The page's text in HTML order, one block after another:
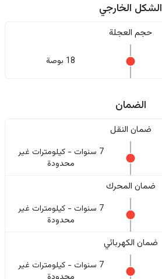
الشكل الخارجي
حجم العجلة
18 بوصة
الضمان
ضمان النقل
7 سنوات - كيلومترات غير
محدودة
ضمان المحرك
7 سنوات - كيلومترات غير
محدودة
ضمان الكهربائي
7 سنوات - كيلومترات غير